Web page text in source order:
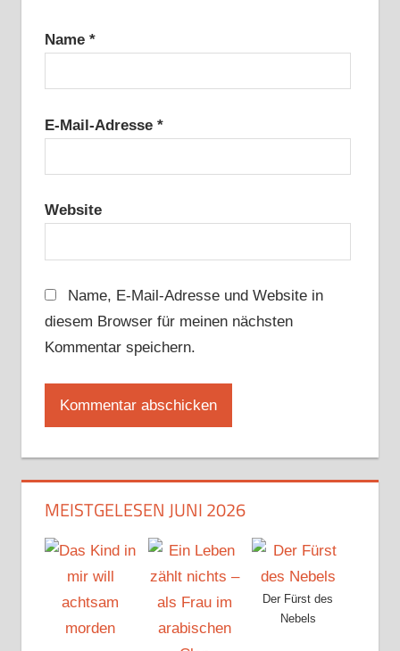
Name *
E-Mail-Adresse *
Website
Name, E-Mail-Adresse und Website in
diesem Browser für meinen nächsten
Kommentar speichern.
MEISTGELESEN JUNI 2026
Der Fürst des
Nebels